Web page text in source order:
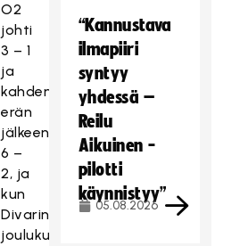
O2
johti
3 – 1
ja
kahden
erän
jälkeen
6 –
2, ja
kun
Divarin
joulukuun
“Kannustava
ilmapiiri
syntyy
yhdessä –
Reilu
Aikuinen -
pilotti
käynnistyy”
05.08.2026